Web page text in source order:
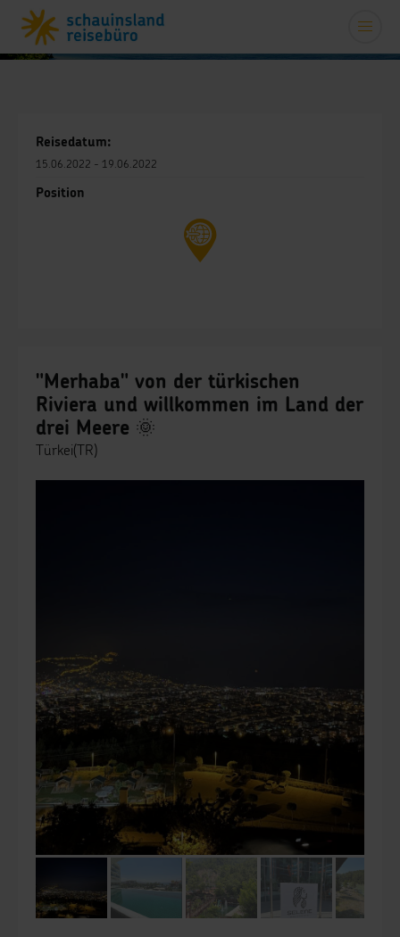
Reisedatum:
15.06.2022 - 19.06.2022
Position
"Merhaba" von der türkischen
Riviera und willkommen im Land der
drei Meere 🌞
Türkei(TR)